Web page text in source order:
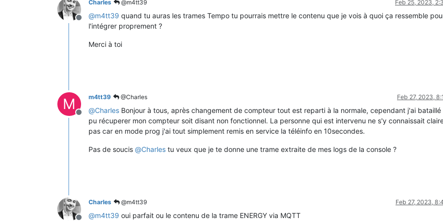
Offline
Charles @m4tt39 Feb 25, 2023,
@m4tt39 quand tu auras les trames Tempo tu pourrais mettre le contenu que je vois à quoi ça ressemble
l'intégrer proprement ?
Merci à toi
M
Offline
m4tt39 @Charles Feb 27, 2023,
@Charles Bonjour à tous, après changement de compteur tout est reparti à la normale, cependant j'ai bataillé
pu récuperer mon compteur soit disant non fonctionnel. La personne qui est intervenu ne s'y connaissait
pas car en mode prog j'ai tout simplement remis en service la téléinfo en 10secondes.
Pas de soucis @Charles tu veux que je te donne une trame extraite de mes logs de la console ?
Charles @m4tt39 Feb 27, 2023,
@m4tt39 oui parfait ou le contenu de la trame ENERGY via MQTT